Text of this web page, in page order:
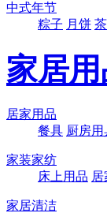
中式年节
粽子 月饼
家居
居家用品
餐具 厨房用
家装家纺
床上用品
家居清洁